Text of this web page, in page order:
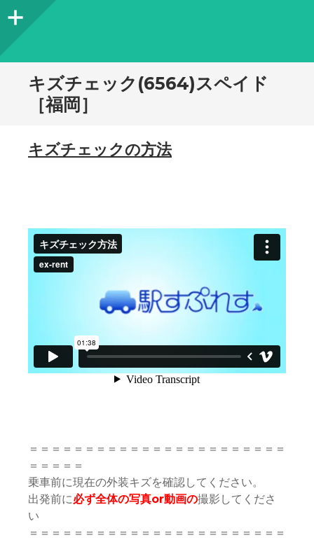
バ
キズチェック(6564)スペイド
［福岡］
キズチェックの方法
＝＝＝＝＝＝＝＝＝＝＝＝＝＝＝＝＝＝＝＝＝＝＝
＝＝＝＝＝
乗車前に現在の外装キズを確認してください。
出発前に必ず全体の写真or動画の撮影してくださ
い
＝＝＝＝＝＝＝＝＝＝＝＝＝＝＝＝＝＝＝＝＝＝＝